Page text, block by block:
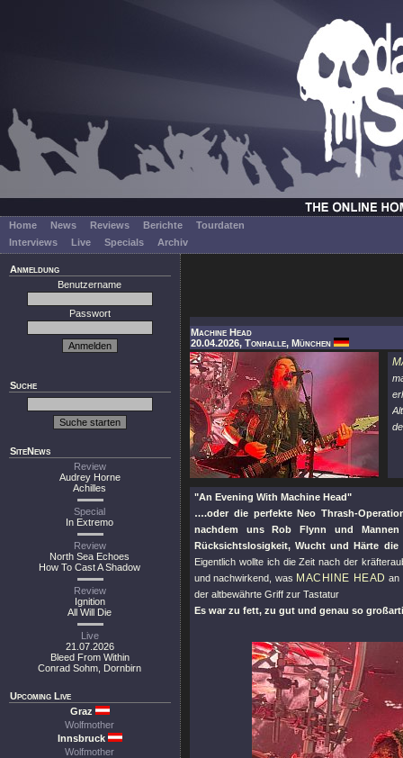
Home News Reviews Berichte
Tourdaten
Interviews
Live Specials Archiv
Anmeldung
Benutzername
Passwort
Suche
SiteNews
Review
Audrey Horne
Achilles
Special
In Extremo
Review
North Sea Echoes
How To Cast A Shadow
Review
Ignition
All Will Die
Live
21.07.2026
Bleed From Within
Conrad Sohm, Dornbirn
Upcoming Live
Graz
Wolfmother
Innsbruck
Wolfmother
Machine Head
20.04.2026, Tonhalle, München
"An Evening With Machine Head"
….oder die perfekte Neo Thrash-
nachdem uns Rob Flynn und
Rücksichtslosigkeit, Wucht und Härte die
Eigentlich wollte ich die Zeit nach der
und nachwirkend, was MACHINE HEAD an
der altbewährte Griff zur Tastatur
Es war zu fett, zu gut und genau so